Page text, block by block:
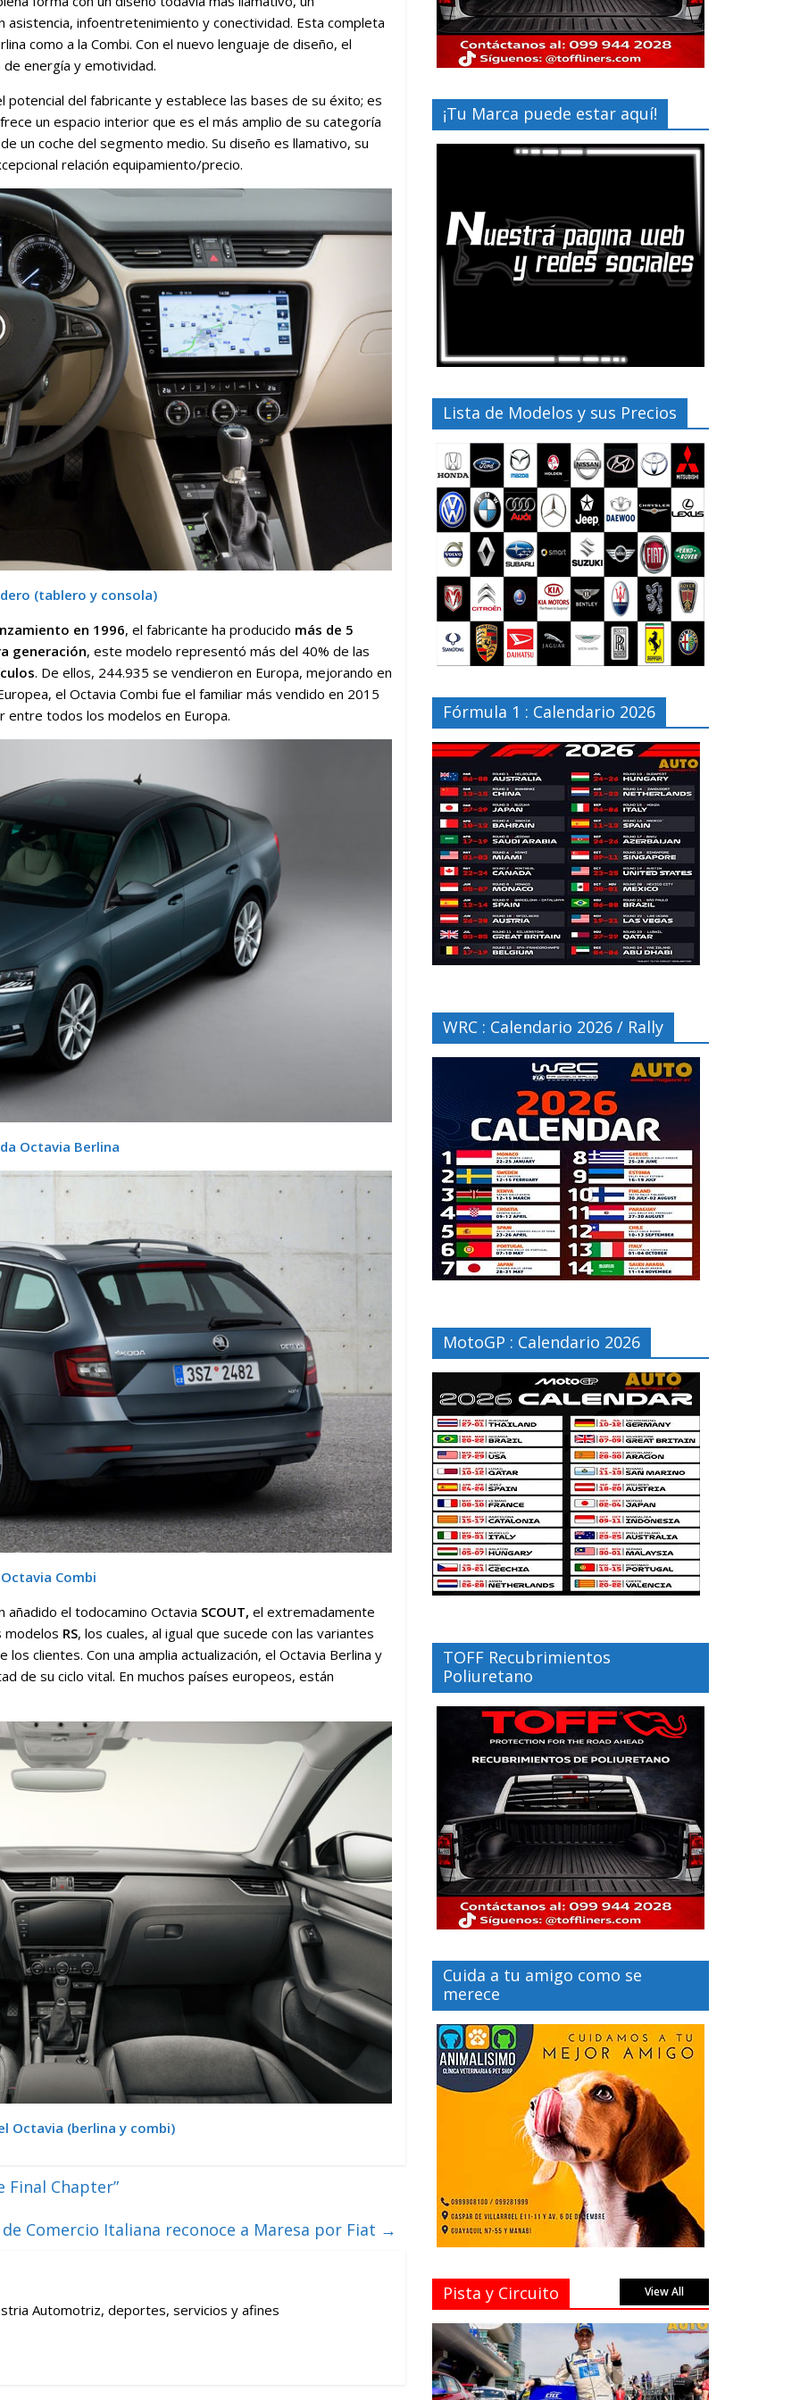
infoentretenimiento y conectividad. Esta completa
como a la Combi. Con el nuevo lenguaje de diseño, el
energía y emotividad.
potencial del fabricante y establece las bases de su éxito; es
un espacio interior que es el más amplio de su categoría
un coche del segmento medio. Su diseño es llamativo, su
relación equipamiento/precio.
(tablero y consola)
en 1996, el fabricante ha producido más de 5
generación, este modelo representó más del 40% de las
. De ellos, 244.935 se vendieron en Europa, mejorando en
el Octavia Combi fue el familiar más vendido en 2015
entre todos los modelos en Europa.
Octavia Berlina
Octavia Combi
añadido el todocamino Octavia SCOUT, el extremadamente
RS, los cuales, al igual que sucede con las variantes
clientes. Con una amplia actualización, el Octavia Berlina y
de su ciclo vital. En muchos países europeos, están
Octavia (berlina y combi)
Final Chapter”
Comercio Italiana reconoce a Maresa por Fiat →
Automotriz, deportes, servicios y afines
¡Tu Marca puede estar aquí!
Lista de Modelos y sus Precios
Fórmula 1 : Calendario 2026
WRC : Calendario 2026 / Rally
MotoGP : Calendario 2026
TOFF Recubrimientos
Poliuretano
Cuida a tu amigo como se
merece
Pista y Circuito View All